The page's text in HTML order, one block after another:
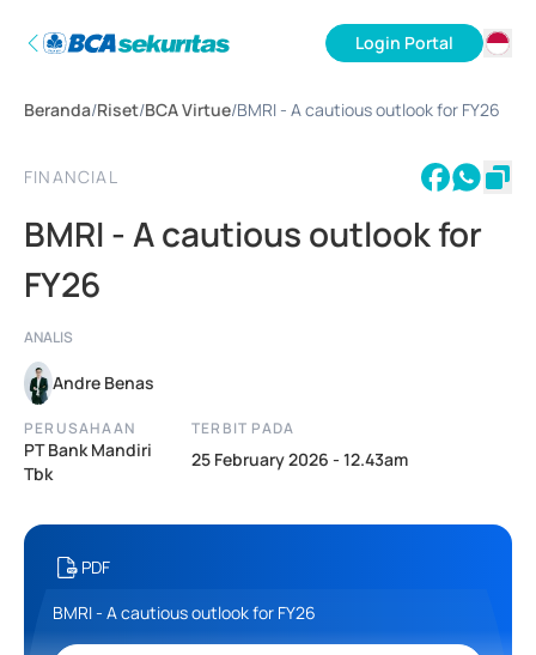
Login Portal
EN
Beranda/Riset/BCA Virtue/BMRI - A cautious outlook for FY26
FINANCIAL
BMRI - A cautious outlook for
FY26
ANALIS
Andre Benas
PERUSAHAAN
PT Bank Mandiri
Tbk
TERBIT PADA
25 February 2026 - 12.43am
PDF
BMRI - A cautious outlook for FY26